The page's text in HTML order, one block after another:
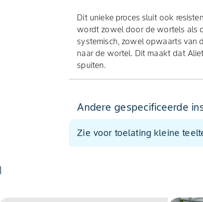
Dit unieke proces sluit ook
wordt zowel door de wortels als
systemisch, zowel opwaarts van
naar de wortel. Dit maakt dat
spuiten.
Andere gespecificeerde
Zie voor toelating kleine